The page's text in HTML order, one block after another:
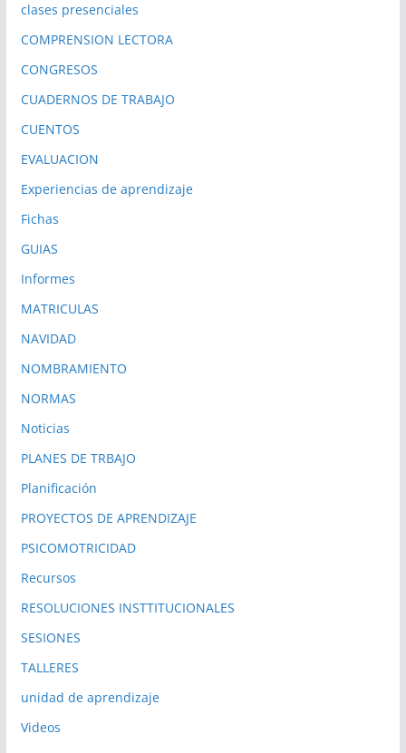
clases presenciales
COMPRENSION LECTORA
CONGRESOS
CUADERNOS DE TRABAJO
CUENTOS
EVALUACION
Experiencias de aprendizaje
Fichas
GUIAS
Informes
MATRICULAS
NAVIDAD
NOMBRAMIENTO
NORMAS
Noticias
PLANES DE TRBAJO
Planificación
PROYECTOS DE APRENDIZAJE
PSICOMOTRICIDAD
Recursos
RESOLUCIONES INSTTITUCIONALES
SESIONES
TALLERES
unidad de aprendizaje
Videos